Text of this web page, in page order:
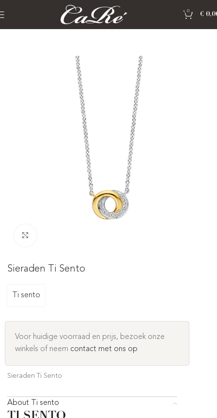
0
€
Sieraden Ti Sento
Sieraden Ti Sento
Ti sento
Voor huidige voorraad en prijs, bezoek onze
winkels of neem contact met ons op
Sieraden Ti Sento
About Ti sento